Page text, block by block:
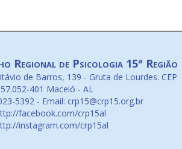
Regional de Psicologia 15ª Região
de Barros, 139 - Gruta de Lourdes. CEP
57.052-401 Maceió - AL
5392 - Email: crp15@crp15.org.br
facebook.com/crp15al
instagram.com/crp15al